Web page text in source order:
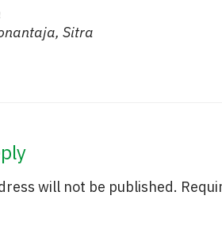
Sitra
will not be published.